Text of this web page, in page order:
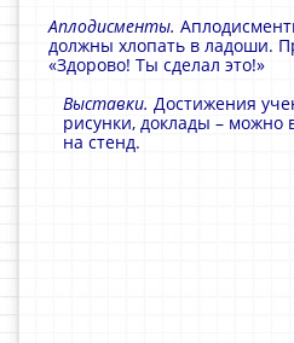
Аплодисменты.
должны хлопать в ладоши.
«Здорово! Ты сделал это!»
Выставки. Достижения
рисунки, доклады – можно
на стенд.